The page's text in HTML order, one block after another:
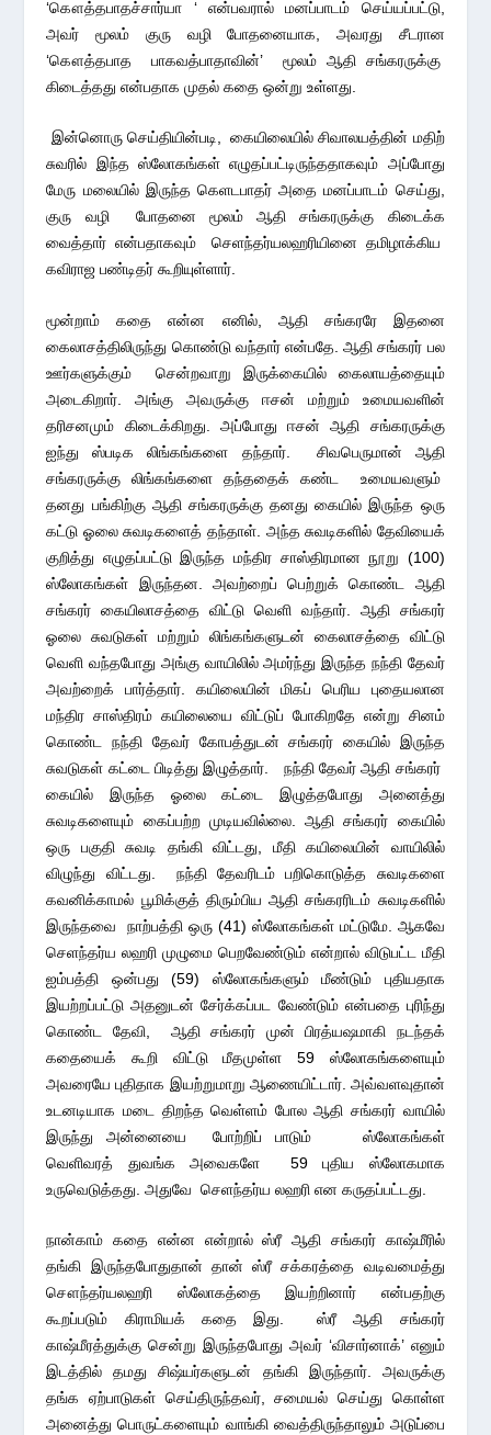
‘கௌத்தபாதச்சார்யா ‘ என்பவரால் மனப்பாடம் செய்யப்பட்டு,
அவர் மூலம் குரு வழி போதனையாக, அவரது சீடரான
‘கௌத்தபாத பாகவத்பாதாவின்’ மூலம் ஆதி சங்கரருக்கு
கிடைத்தது என்பதாக முதல் கதை ஒன்று உள்ளது.
இன்னொரு செய்தியின்படி, கையிலையில் சிவாலயத்தின் மதிற்
சுவரில் இந்த ஸ்லோகங்கள் எழுதப்பட்டிருந்ததாகவும் அப்போது
மேரு மலையில் இருந்த கெளடபாதர் அதை மனப்பாடம் செய்து,
குரு வழி போதனை மூலம் ஆதி சங்கரருக்கு கிடைக்க
வைத்தார் என்பதாகவும் செளந்தர்யலஹரியினை தமிழாக்கிய
கவிராஜ பண்டிதர் கூறியுள்ளார்.
மூன்றாம் கதை என்ன எனில், ஆதி சங்கரரே இதனை
கைலாசத்திலிருந்து கொண்டு வந்தார் என்பதே. ஆதி சங்கரர் பல
ஊர்களுக்கும் சென்றவாறு இருக்கையில் கைலாயத்தையும்
அடைகிறார். அங்கு அவருக்கு ஈசன் மற்றும் உமையவளின்
தரிசனமும் கிடைக்கிறது. அப்போது ஈசன் ஆதி சங்கரருக்கு
ஐந்து ஸ்படிக லிங்கங்களை தந்தார். சிவபெருமான் ஆதி
சங்கரருக்கு லிங்கங்களை தந்ததைக் கண்ட உமையவளும்
தனது பங்கிற்கு ஆதி சங்கரருக்கு தனது கையில் இருந்த ஒரு
கட்டு ஓலை சுவடிகளைத் தந்தாள். அந்த சுவடிகளில் தேவியைக்
குறித்து எழுதப்பட்டு இருந்த மந்திர சாஸ்திரமான நூறு (100)
ஸ்லோகங்கள் இருந்தன. அவற்றைப் பெற்றுக் கொண்ட ஆதி
சங்கரர் கையிலாசத்தை விட்டு வெளி வந்தார். ஆதி சங்கரர்
ஓலை சுவடுகள் மற்றும் லிங்கங்களுடன் கைலாசத்தை விட்டு
வெளி வந்தபோது அங்கு வாயிலில் அமர்ந்து இருந்த நந்தி தேவர்
அவற்றைக் பார்த்தார். கயிலையின் மிகப் பெரிய புதையலான
மந்திர சாஸ்திரம் கயிலையை விட்டுப் போகிறதே என்று சினம்
கொண்ட நந்தி தேவர் கோபத்துடன் சங்கரர் கையில் இருந்த
சுவடுகள் கட்டை பிடித்து இழுத்தார். நந்தி தேவர் ஆதி சங்கரர்
கையில் இருந்த ஓலை கட்டை இழுத்தபோது அனைத்து
சுவடிகளையும் கைப்பற்ற முடியவில்லை. ஆதி சங்கரர் கையில்
ஒரு பகுதி சுவடி தங்கி விட்டது, மீதி கயிலையின் வாயிலில்
விழுந்து விட்டது. நந்தி தேவரிடம் பறிகொடுத்த சுவடிகளை
கவனிக்காமல் பூமிக்குத் திரும்பிய ஆதி சங்கரரிடம் சுவடிகளில்
இருந்தவை நாற்பத்தி ஒரு (41) ஸ்லோகங்கள் மட்டுமே. ஆகவே
செளந்தர்ய லஹரி முழுமை பெறவேண்டும் என்றால் விடுபட்ட மீதி
ஐம்பத்தி ஒன்பது (59) ஸ்லோகங்களும் மீண்டும் புதியதாக
இயற்றப்பட்டு அதனுடன் சேர்க்கப்பட வேண்டும் என்பதை புரிந்து
கொண்ட தேவி, ஆதி சங்கரர் முன் பிரத்யஷமாகி நடந்தக்
கதையைக் கூறி விட்டு மீதமுள்ள 59 ஸ்லோகங்களையும்
அவரையே புதிதாக இயற்றுமாறு ஆணையிட்டார். அவ்வளவுதான்
உடனடியாக மடை திறந்த வெள்ளம் போல ஆதி சங்கரர் வாயில்
இருந்து அன்னையை போற்றிப் பாடும் ஸ்லோகங்கள்
வெளிவரத் துவங்க அவைகளே 59 புதிய ஸ்லோகமாக
உருவெடுத்தது. அதுவே செளந்தர்ய லஹரி என கருதப்பட்டது.
நான்காம் கதை என்ன என்றால் ஸ்ரீ ஆதி சங்கரர் காஷ்மீரில்
தங்கி இருந்தபோதுதான் தான் ஸ்ரீ சக்கரத்தை வடிவமைத்து
சௌந்தர்யலஹரி ஸ்லோகத்தை இயற்றினார் என்பதற்கு
கூறப்படும் கிராமியக் கதை இது. ஸ்ரீ ஆதி சங்கரர்
காஷ்மீரத்துக்கு சென்று இருந்தபோது அவர் ‘விசார்னாக்’ எனும்
இடத்தில் தமது சிஷ்யர்களுடன் தங்கி இருந்தார். அவருக்கு
தங்க ஏற்பாடுகள் செய்திருந்தவர், சமையல் செய்து கொள்ள
அனைத்து பொருட்களையும் வாங்கி வைத்திருந்தாலும் அடுப்பை